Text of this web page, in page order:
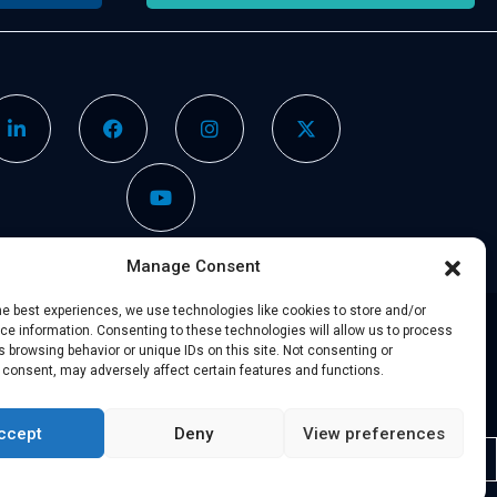
Manage Consent
best experiences, we use technologies like cookies to store and/or
information. Consenting to these technologies will allow us to process
browsing behavior or unique IDs on this site. Not consenting or
may adversely affect certain features and functions.
Deny View preferences
Avisos legales–Compañeros